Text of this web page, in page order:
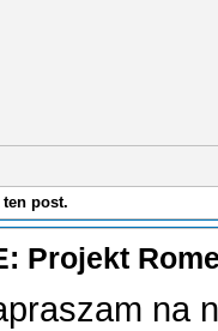
post.
Projekt
na